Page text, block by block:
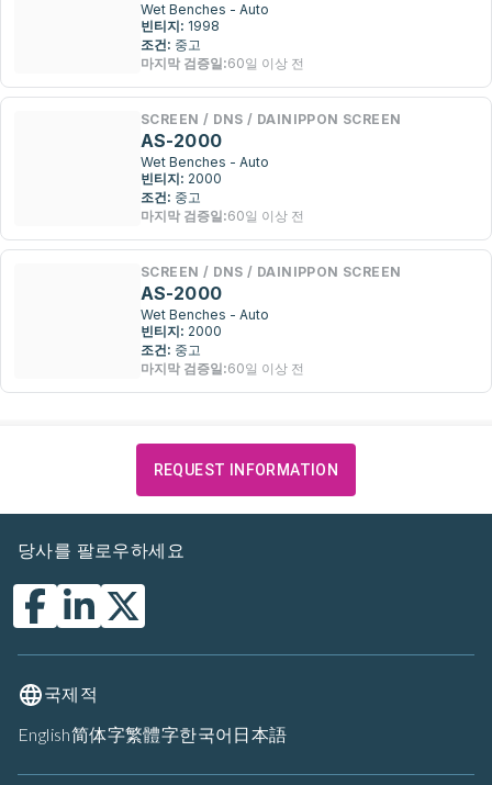
Wet Benches - Auto
빈티지: 1998
조건: 중고
마지막 검증일:60일 이상 전
SCREEN / DNS / DAINIPPON SCREEN
AS-2000
Wet Benches - Auto
빈티지: 2000
조건: 중고
마지막 검증일:60일 이상 전
SCREEN / DNS / DAINIPPON SCREEN
AS-2000
Wet Benches - Auto
빈티지: 2000
조건: 중고
마지막 검증일:60일 이상 전
REQUEST INFORMATION
당사를 팔로우하세요
국제적
English简体字繁體字한국어 日本語